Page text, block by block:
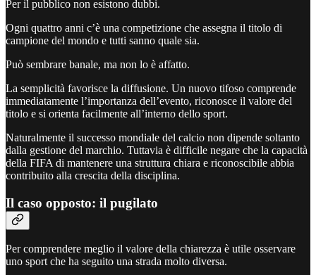
Per il pubblico non esistono dubbi.
Ogni quattro anni c’è una competizione che assegna il titolo di
campione del mondo e tutti sanno quale sia.
Può sembrare banale, ma non lo è affatto.
La semplicità favorisce la diffusione. Un nuovo tifoso comprende
immediatamente l’importanza dell’evento, riconosce il valore del
titolo e si orienta facilmente all’interno dello sport.
Naturalmente il successo mondiale del calcio non dipende soltanto
dalla gestione del marchio. Tuttavia è difficile negare che la capacità
della FIFA di mantenere una struttura chiara e riconoscibile abbia
contribuito alla crescita della disciplina.
Il caso opposto: il pugilato
Per comprendere meglio il valore della chiarezza è utile osservare
uno sport che ha seguito una strada molto diversa.